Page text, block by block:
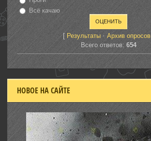
Всё качаю
[ Результаты· Архив опросов
Всего ответов: 654
НОВОЕ НА САЙТЕ